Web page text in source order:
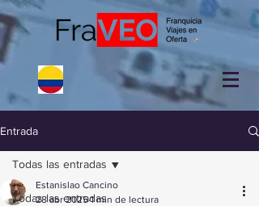
Entrada
Todas las entradas
Todas las entradas
Estanislao Cancino
28 abr 2025 1 min de lectura